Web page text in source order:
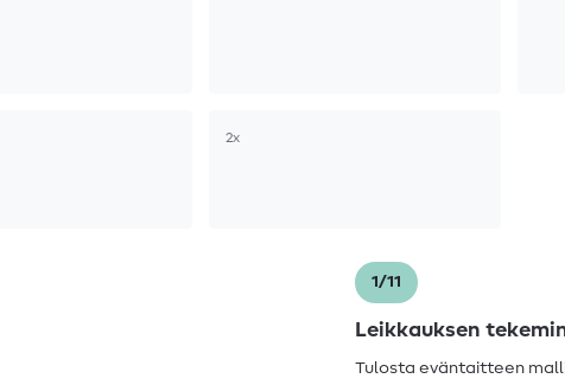
2x
1/11
Leikkauksen
Tulosta eväntaitteen